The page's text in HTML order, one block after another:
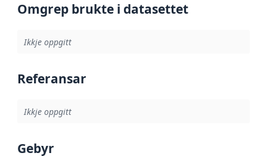
Omgrep brukte i datasettet
Ikkje oppgitt
Referansar
Ikkje oppgitt
Gebyr